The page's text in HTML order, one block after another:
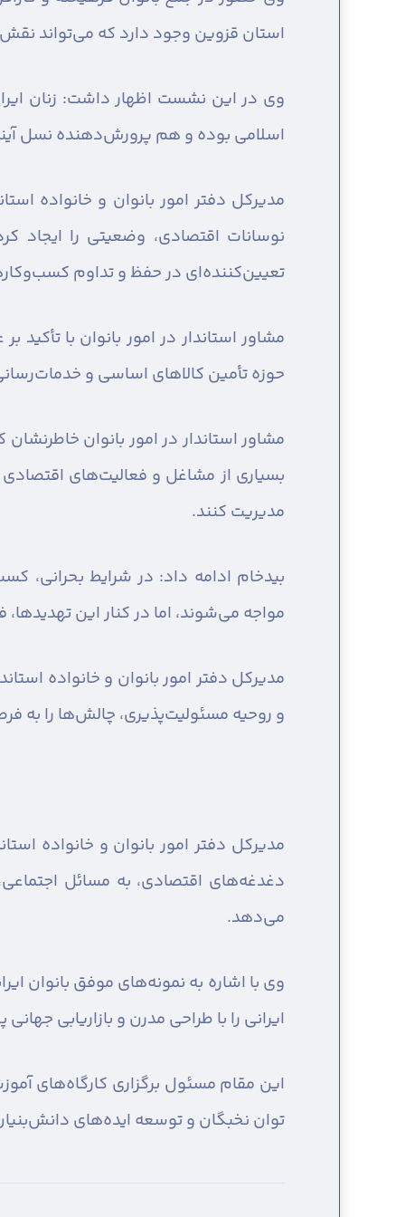
استان قزوین وجود دارد که می‌تواند
وی در این نشست اظهار داشت: زنان
اسلامی بوده و هم پرورش‌دهنده نسل
مدیرکل دفتر امور بانوان و خانواده
نوسانات اقتصادی، وضعیتی را ایجاد
تعیین‌کننده‌ای در حفظ و تداوم
مشاور استاندار در امور بانوان با
حوزه تأمین کالاهای اساسی و
مشاور استاندار در امور بانوان
بسیاری از مشاغل و فعالیت‌های اقتصادی
مدیریت کنند.
بیدخام ادامه داد: در شرایط بحرانی،
مواجه می‌شوند، اما در کنار این
مدیرکل دفتر امور بانوان و خانواده
و روحیه مسئولیت‌پذیری، چالش‌ها را به
مدیرکل دفتر امور بانوان و خانواده
دغدغه‌های اقتصادی، به مسائل
می‌دهد.
وی با اشاره به نمونه‌های موفق بانوان
ایرانی را با طراحی مدرن و بازاریابی
این مقام مسئول برگزاری کارگاه‌های
توان نخبگان و توسعه ایده‌های